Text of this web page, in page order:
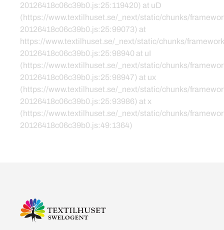
20126418c06c39b0.js:25:119420) at uD
(https://www.textilhuset.se/_next/static/chunks/
20126418c06c39b0.js:25:99073) at
https://www.textilhuset.se/_next/static/chunks/
20126418c06c39b0.js:25:98940 at uI
(https://www.textilhuset.se/_next/static/chunks/
20126418c06c39b0.js:25:98947) at ux
(https://www.textilhuset.se/_next/static/chunks/
20126418c06c39b0.js:25:93986) at x
(https://www.textilhuset.se/_next/static/chunks/
20126418c06c39b0.js:49:1364)
Kontakta oss